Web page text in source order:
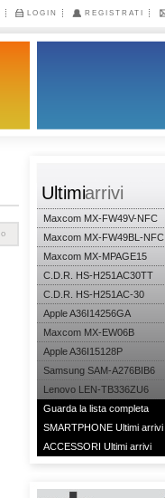
LOGIN REGISTRATI
Ultimiarrivi
Maxcom MX-FW49V-NFC
Maxcom MX-FW49BL-NFC
Maxcom MX-MPAGE15
C.D.R. HS-H251AC30TT
C.D.R. HS-H251AC-30
Apple A36I14256GA
Maxcom MX-EW06B
Apple A36I15128P
Samsung SAM-A276BIB6
Lenovo LEN-TB336ZU6
Guarda la lista completa
SMARTPHONE Ultimi arrivi
ACCESSORI Ultimi arrivi